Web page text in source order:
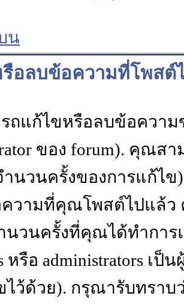
น
อลบข้อความที่โพสต์
ถแก้ไขหรือลบข้อความ
ของ forum). คุณส
ำนวนครั้งของการแก้ไ
วามที่คุณโพสต์ไปแล้ว
วนครั้งที่คุณได้ทำการ
หรือ administrators เ
ไว้ด้วย). กรุณารับทรา